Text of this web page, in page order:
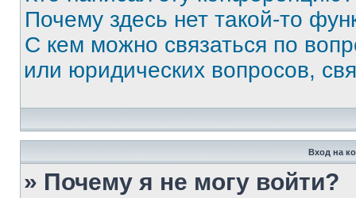
Почему здесь нет такой-то
С кем можно связаться по
или юридических вопросов,
Вход на
» Почему я не могу войти?